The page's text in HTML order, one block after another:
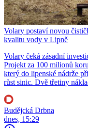
Volary postaví novou
kvalitu vody v Lipně
Volary čeká zásadní
Projekt za 100 milionů
který do lipenské nádrže
růst sinic. Dvě třetiny
Budějcká Drbna
dnes, 15:29